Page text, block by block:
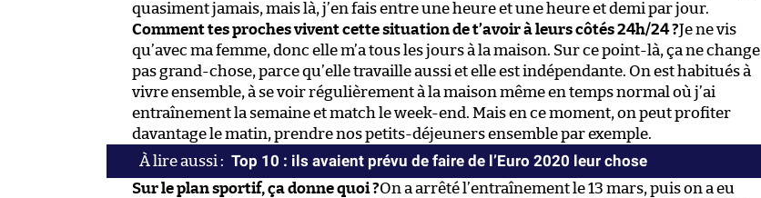
quasiment jamais, mais là, j’en fais entre une heure et une heure et demi par jour.
Comment tes proches vivent cette situation de t’avoir à leurs côtés 24h/24 ?Je ne vis
qu’avec ma femme, donc elle m’a tous les jours à la maison. Sur ce point-là, ça ne change
pas grand-chose, parce qu’elle travaille aussi et elle est indépendante. On est habitués à
vivre ensemble, à se voir régulièrement à la maison même en temps normal où j’ai
entraînement la semaine et match le week-end. Mais en ce moment, on peut profiter
davantage le matin, prendre nos petits-déjeuners ensemble par exemple.
Top 10 : ils avaient prévu de faire de l’Euro 2020 leur chose
Sur le plan sportif, ça donne quoi ?On a arrêté l’entraînement le 13 mars, puis on a eu